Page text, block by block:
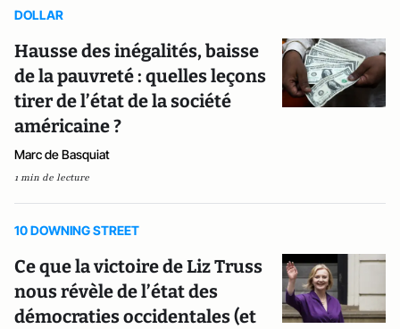
DOLLAR
Hausse des inégalités, baisse
de la pauvreté : quelles leçons
tirer de l’état de la société
américaine ?
Marc de Basquiat
1 min de lecture
10 DOWNING STREET
Ce que la victoire de Liz Truss
nous révèle de l’état des
démocraties occidentales (et